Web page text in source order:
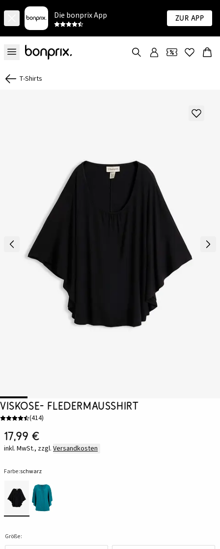
Die bonprix App Zur App
T-Shirts
Viskose- Fledermausshirt
(414)
17,99 €
inkl. MwSt., zzgl. Versandkosten
Farbe:schwarz
Größe: